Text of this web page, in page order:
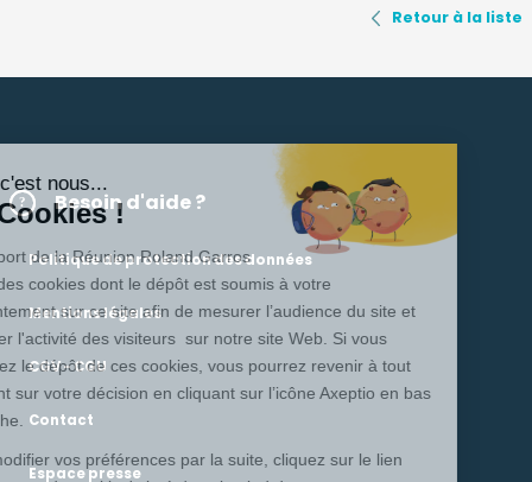
Salut c'est nous...
les Cookies !
L’Aéroport de la Réunion Roland Garros
utilise des cookies dont le dépôt est soumis à votre
consentement sur ce site afin de mesurer l’audience du site et
analyser l'activité des visiteurs sur notre site Web. Si vous
acceptez le dépôt de ces cookies, vous pourrez revenir à tout
moment sur votre décision en cliquant sur l’icône Axeptio en bas
à gauche.
Pour modifier vos préférences par la suite, cliquez sur le lien
Retour à la liste
Besoin d'aide ?
Politique de protection des données
Mentions légales
CGV - CGU
Contact
Espace presse